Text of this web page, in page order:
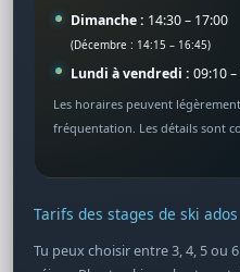
Dimanche : 14:30 – 17:00
(Décembre : 14:15 – 16:45)
Lundi à vendredi : 09:10
Les horaires peuvent
fréquentation. Les détails sont
Tarifs des stages de ski ados
Tu peux choisir entre 3, 4, 5 ou